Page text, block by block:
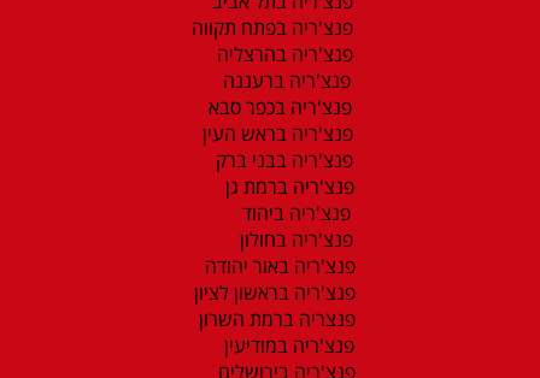
פנצ'ריה בפתח תקווה
פנצ'ריה בהרצליה
פנצ'ריה ברעננה
פנצ'ריה בכפר סבא
פנצ'ריה בראש העין
פנצ'ריה בבני ברק
פנצ'ריה ברמת גן
פנצ'ריה ביהוד
פנצ'ריה בחולון
פנצ'ריה באור יהודה
פנצ'ריה בראשון לציון
פנצריה ברמת השרון
פנצ'ריה במודיעין
פנצ'ריה בירושלים